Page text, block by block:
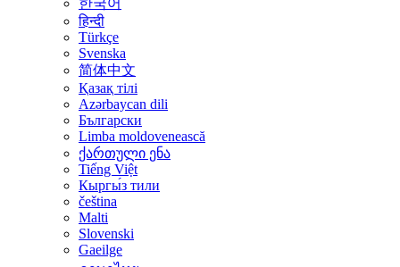
한국어
हिन्दी
Türkçe
Svenska
简体中文
Қазақ тілі
Azərbaycan dili
Български
Limba moldovenească
ქართული ენა
Tiếng Việt
Кыргы́з тили
čeština
Malti
Slovenski
Gaeilge